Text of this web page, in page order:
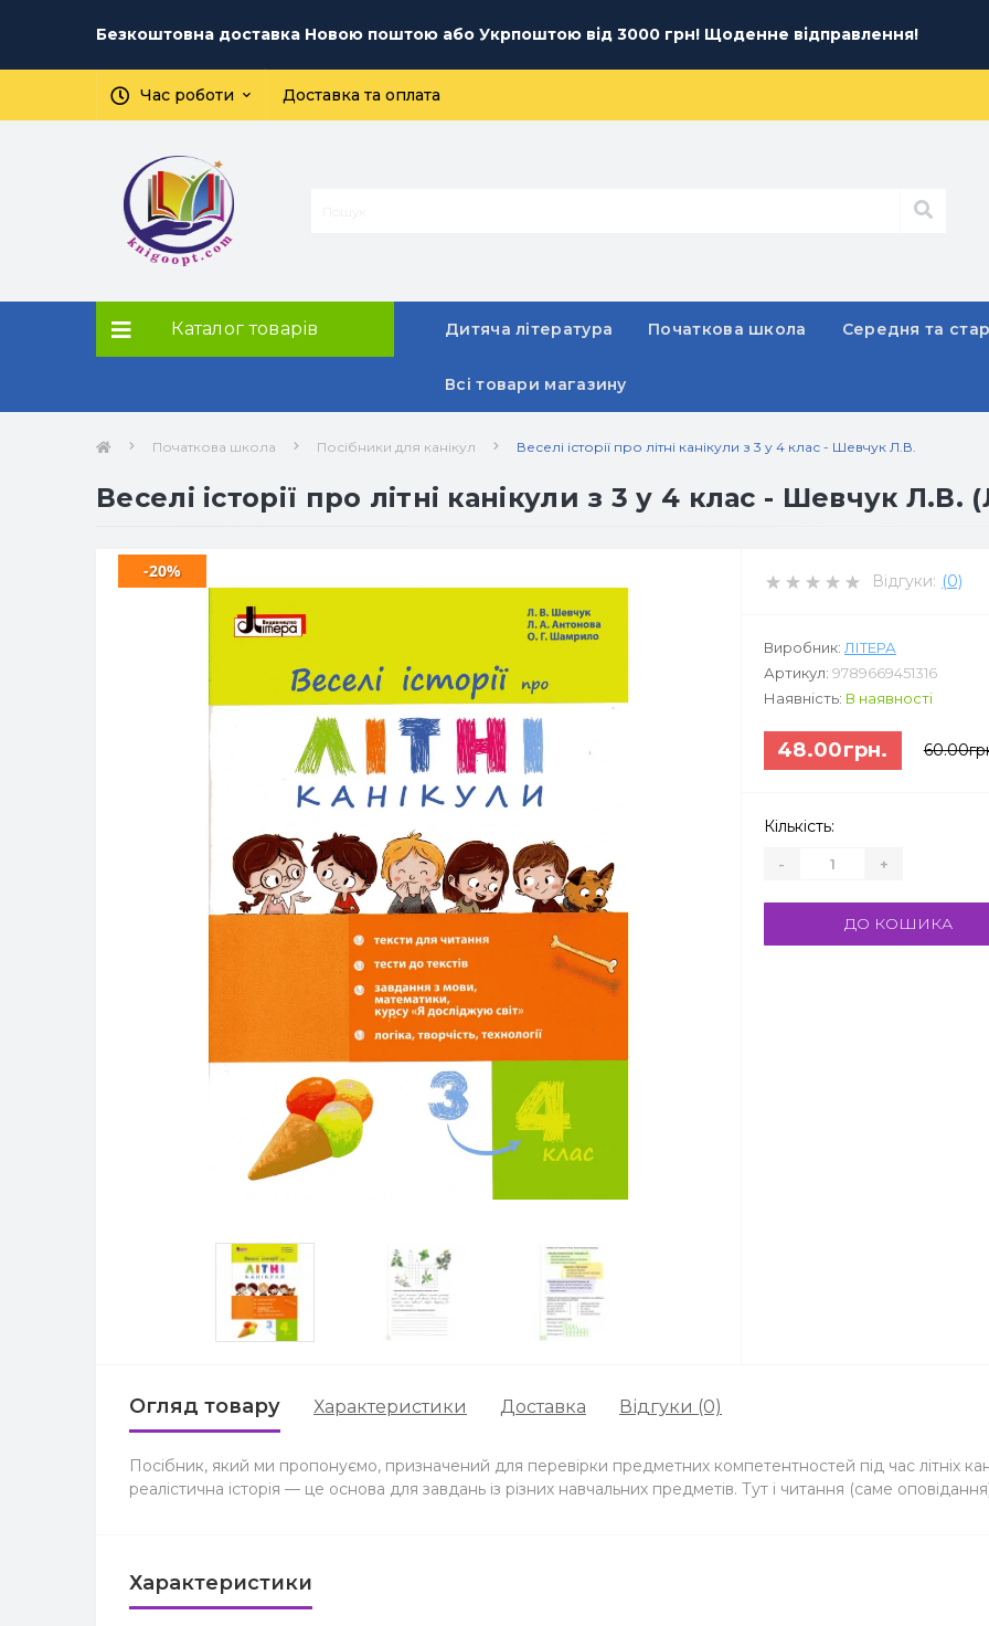
Безкоштовна доставка Новою поштою або Укрпоштою від 3000 грн! Щоденне відправлення!
Час роботи Доставка та оплата
Каталог товарів Дитяча література Початкова школа Середня та
Всі товари магазину
Початкова школа Посібники для канікул Веселі історії про літні канікули з 3 у 4 клас - Шевчук Л.В.
Веселі історії про літні канікули з 3 у 4 клас - Шевчук Л.В.
-20% Відгуки: (0)
Виробник: ЛІТЕРА
Артикул: 9789669451316
Наявність: В наявності
48.00грн.
Кількість:
- +
ДО КОШИКА
Огляд товару Характеристики Доставка Відгуки (0)
Посібник, який ми пропонуємо, призначений для перевірки предметних компетентностей під час літніх
реалістична історія — це основа для завдань із різних навчальних предметів. Тут і читання (саме
Характеристики